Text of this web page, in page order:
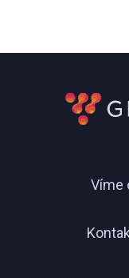
Víme